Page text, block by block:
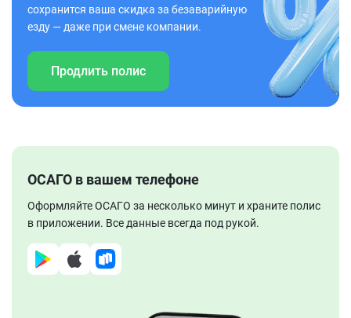
сохранится ваша скидка за безаварийную
езду — даже при смене компании.
Продлить полис
ОСАГО в вашем телефоне
Оформляйте ОСАГО за несколько минут и храните полис
в приложении. Все данные всегда под рукой.